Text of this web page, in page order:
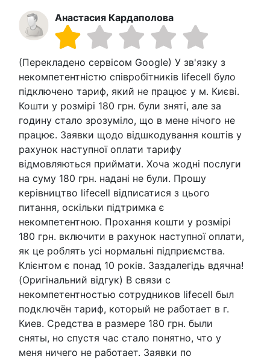
Анастасия Кардаполова
(Перекладено сервісом Google) У зв'язку з
некомпетентністю співробітників lifecell було
підключено тариф, який не працює у м. Києві.
Кошти у розмірі 180 грн. були зняті, але за
годину стало зрозуміло, що в мене нічого не
працює. Заявки щодо відшкодування коштів у
рахунок наступної оплати тарифу
відмовляються приймати. Хоча жодні послуги
на суму 180 грн. надані не були. Прошу
керівництво lifecell відписатися з цього
питання, оскільки підтримка є
некомпетентною. Прохання кошти у розмірі
180 грн. включити в рахунок наступної оплати,
як це роблять усі нормальні підприємства.
Клієнтом є понад 10 років. Заздалегідь вдячна!
(Оригінальний відгук) В связи с
некомпетентностью сотрудников lifecell был
подключён тариф, который не работает в г.
Киев. Средства в размере 180 грн. были
сняты, но спустя час стало понятно, что у
меня ничего не работает. Заявки по